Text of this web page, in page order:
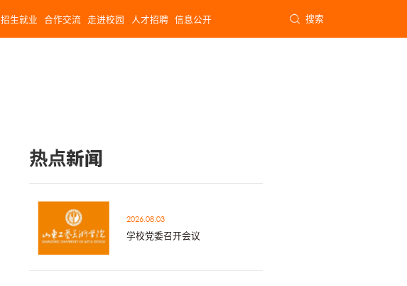
招生就业 合作交流 走进校园 人才招聘 信息公开 搜索
热点新闻
2026.08.03
学校党委召开会议